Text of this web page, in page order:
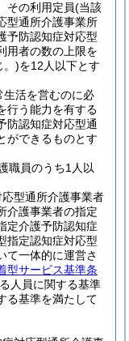
その利用定員(当該
型通所介護事業所
予防認知症対応型
用者の数の上限を
。)を12人以下とす
生活を営むのに必
行う能力を有する
防認知症対応型通
ができるものとす
職員のうち1人以
型通所介護事業者
介護事業者の指定
定介護予防認知症
指定認知症対応型
て一体的に運営さ
型サービス基準条
人員に関する基準
る基準を満たして